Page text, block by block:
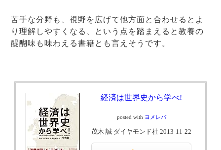
苦手な分野も、視野を広げて他方面と合わせるとよ
り理解しやすくなる、という点を踏まえると教養の
醍醐味も味わえる書籍とも言えそうです。
経済は世界史から学べ!
posted with ヨメレバ
茂木 誠 ダイヤモンド社 2013-11-22